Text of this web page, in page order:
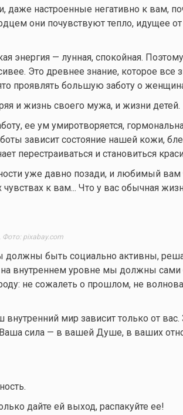
настроенные негативно к вам,
они почувствуют тепло, идущее
энергия — лунная, спокойная.
Это древнее знание, которое все
проявлять большую заботу о
и жизнь своего мужа, и жизни детей.
ее ум умиротворяется,
зависит состояние нашей кожи,
перестраиваться и становиться
уже давно позади, и любимый вам
к вам... Что у вас обычная
pixabay.com
быть социально активны,
внутреннем уровне мы должны сами
не сожалеть о прошлом, не
мир зависит только от вас.
Ваша сила — в вашей Душе, в ваших
дайте ей выход, распакуйте ее!